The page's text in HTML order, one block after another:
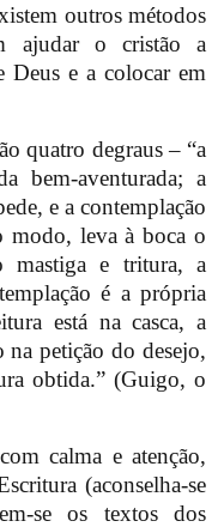
outros métodos
ajudar o cristão a
Deus e a colocar em
quatro degraus – “a
bem-aventurada; a
e a contemplação
modo, leva à boca o
mastiga e tritura, a
é a própria
está na casca, a
na petição do desejo,
obtida.” (Guigo, o
calma e atenção,
(aconselha-se
se os textos dos